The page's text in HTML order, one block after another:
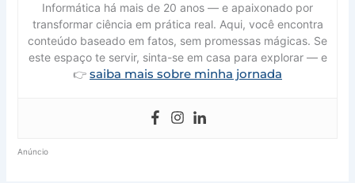
Informática há mais de 20 anos — e apaixonado por
transformar ciência em prática real. Aqui, você encontra
conteúdo baseado em fatos, sem promessas mágicas. Se
este espaço te servir, sinta-se em casa para explorar — e
👉 saiba mais sobre minha jornada
Anúncio